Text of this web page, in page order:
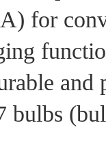
for
and
bulbs